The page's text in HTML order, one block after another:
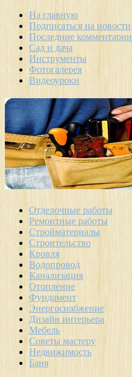
На главную
Подписаться на новости
Последние комментарии
Сад и дача
Инструменты
Фотогалерея
Видеоуроки
Отделочные работы
Ремонтные работы
Стройматериалы
Строительство
Кровля
Водопровод
Канализация
Отопление
Фундамент
Энергоснабжение
Дизайн интерьера
Мебель
Советы мастеру
Недвижимость
Баня